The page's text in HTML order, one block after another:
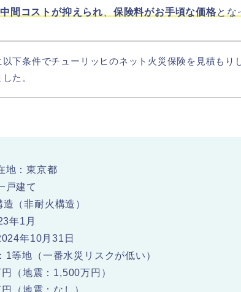
間コストが抑えられ 保険料がお手頃な価格とな
以下条件でチューリッヒのネット火災保険を見積もり
た。
地：東京都
戸建て
（非耐火構造）
年1月
年10月31日
1等地（一番水災リスクが低い）
（地震：1,500万円）